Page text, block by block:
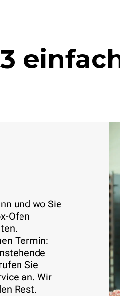
und wo Sie
Ofen
Termin:
Sie
an. Wir
Rest.